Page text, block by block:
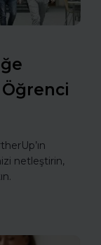
netleştirin,